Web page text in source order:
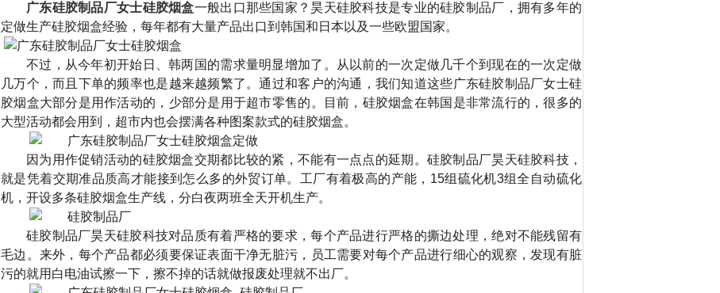
广东硅胶制品厂女士硅胶烟盒一般出口那些国家？昊天硅胶科技是专业的硅胶制品厂，拥有多年的
定做生产硅胶烟盒经验，每年都有大量产品出口到韩国和日本以及一些欧盟国家。
不过，从今年初开始日、韩两国的需求量明显增加了。从以前的一次定做几千个到现在的一次定做
几万个，而且下单的频率也是越来越频繁了。通过和客户的沟通，我们知道这些广东硅胶制品厂女士硅
胶烟盒大部分是用作活动的，少部分是用于超市零售的。目前，硅胶烟盒在韩国是非常流行的，很多的
大型活动都会用到，超市内也会摆满各种图案款式的硅胶烟盒。
因为用作促销活动的硅胶烟盒交期都比较的紧，不能有一点点的延期。硅胶制品厂昊天硅胶科技，
就是凭着交期准品质高才能接到怎么多的外贸订单。工厂有着极高的产能， 15组硫化机3组全自动硫化
机，开设多条硅胶烟盒生产线，分白夜两班全天开机生产。
硅胶制品厂昊天硅胶科技对品质有着严格的要求，每个产品进行严格的撕边处理，绝对不能残留有
毛边。来外，每个产品都必须要保证表面干净无脏污，员工需要对每个产品进行细心的观察，发现有脏
污的就用白电油试擦一下，擦不掉的话就做报废处理就不出厂。